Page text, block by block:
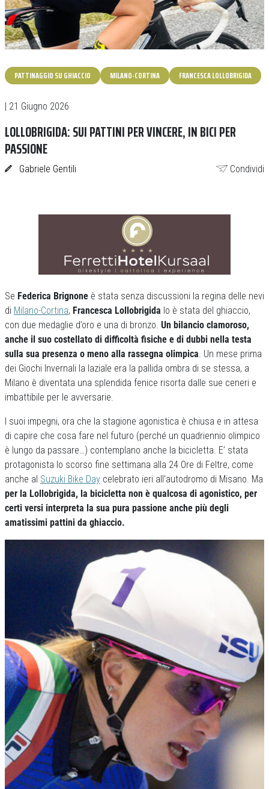
PATTINAGGIO SU GHIACCIO MILANO-CORTINA FRANCESCA LOLLOBRIGIDA
| 21 Giugno 2026
LOLLOBRIGIDA: SUI PATTINI PER VINCERE, IN BICI PER
PASSIONE
Gabriele Gentili Condividi
Se Federica Brignone è stata senza discussioni la regina delle nevi
di Milano-Cortina, Francesca Lollobrigida lo è stata del ghiaccio,
con due medaglie d’oro e una di bronzo. Un bilancio clamoroso,
anche il suo costellato di difficoltà fisiche e di dubbi nella testa
sulla sua presenza o meno alla rassegna olimpica. Un mese prima
dei Giochi Invernali la laziale era la pallida ombra di se stessa, a
Milano è diventata una splendida fenice risorta dalle sue ceneri e
imbattibile per le avversarie.
I suoi impegni, ora che la stagione agonistica è chiusa e in attesa
di capire che cosa fare nel futuro (perché un quadriennio olimpico
è lungo da passare…) contemplano anche la bicicletta. E’ stata
protagonista lo scorso fine settimana alla 24 Ore di Feltre, come
anche al Suzuki Bike Day celebrato ieri all’autodromo di Misano. Ma
per la Lollobrigida, la bicicletta non è qualcosa di agonistico, per
certi versi interpreta la sua pura passione anche più degli
amatissimi pattini da ghiaccio.